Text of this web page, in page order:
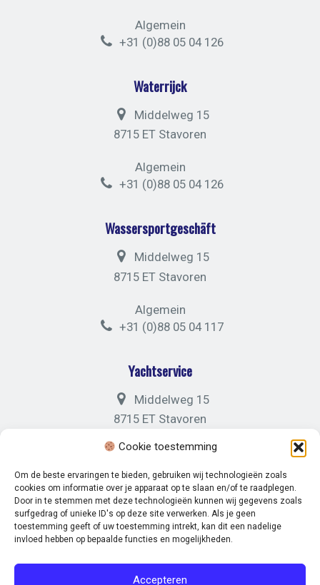
Cookie toestemming
Om de beste ervaringen te bieden, gebruiken wij technologieën zoals
cookies om informatie over je apparaat op te slaan en/of te raadplegen.
Door in te stemmen met deze technologieën kunnen wij gegevens zoals
surfgedrag of unieke ID's op deze site verwerken. Als je geen
toestemming geeft of uw toestemming intrekt, kan dit een nadelige
invloed hebben op bepaalde functies en mogelijkheden.
Accepteren
Algemein
+31 (0)88 05 04 126
Waterrijck
Middelweg 15
8715 ET Stavoren
Algemein
+31 (0)88 05 04 126
Wassersportgeschäft
Middelweg 15
8715 ET Stavoren
Algemein
+31 (0)88 05 04 117
Yachtservice
Middelweg 15
8715 ET Stavoren
Algemein
+31 (0)88 05 04 121
© 2026 Marina Stavoren. -Disclaimer-Privacybeleid